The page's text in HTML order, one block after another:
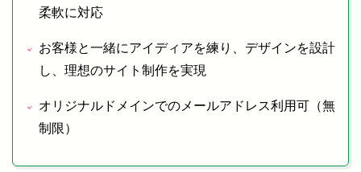
柔軟に対応
お客様と一緒にアイディアを練り、デザインを設計
し、理想のサイト制作を実現
オリジナルドメインでのメールアドレス利用可（無
制限）